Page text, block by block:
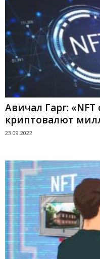
Авичал Гарг:
криптовалют
23.09.2022